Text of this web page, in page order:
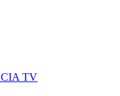
TV